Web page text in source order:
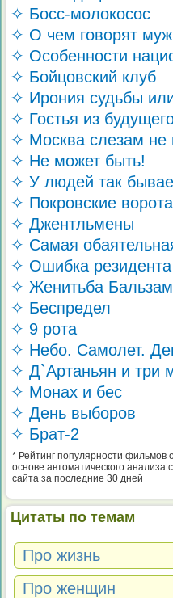
✧ Босс-молокосос
✧ О чем говорят
✧ Особенности
✧ Бойцовский клуб
✧ Ирония судьбы
✧ Гостья из
✧ Москва слезам не
✧ Не может быть!
✧ У людей так
✧ Покровские ворота
✧ Джентльмены
✧ Самая
✧ Ошибка резидента
✧ Женитьба
✧ Беспредел
✧ 9 рота
✧ Небо. Самолет.
✧ Д`Артаньян и три
✧ Монах и бес
✧ День выборов
✧ Брат-2
* Рейтинг популярности фильмов
основе автоматического анализа
сайта за последние 30 дней
Цитаты по темам
Про жизнь
Про женщин